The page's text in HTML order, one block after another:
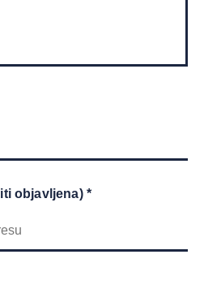
objavljena) *